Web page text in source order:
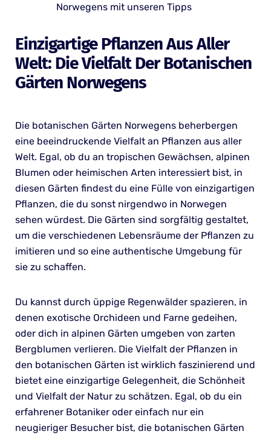
Norwegens mit unseren Tipps
Einzigartige Pflanzen Aus Aller
Welt: Die Vielfalt Der Botanischen
Gärten Norwegens
Die botanischen Gärten Norwegens beherbergen
eine beeindruckende Vielfalt an Pflanzen aus aller
Welt. Egal, ob du an tropischen Gewächsen, alpinen
Blumen oder heimischen Arten interessiert bist, in
diesen Gärten findest du eine Fülle von einzigartigen
Pflanzen, die du sonst nirgendwo in Norwegen
sehen würdest. Die Gärten sind sorgfältig gestaltet,
um die verschiedenen Lebensräume der Pflanzen zu
imitieren und so eine authentische Umgebung für
sie zu schaffen.
Du kannst durch üppige Regenwälder spazieren, in
denen exotische Orchideen und Farne gedeihen,
oder dich in alpinen Gärten umgeben von zarten
Bergblumen verlieren. Die Vielfalt der Pflanzen in
den botanischen Gärten ist wirklich faszinierend und
bietet eine einzigartige Gelegenheit, die Schönheit
und Vielfalt der Natur zu schätzen. Egal, ob du ein
erfahrener Botaniker oder einfach nur ein
neugieriger Besucher bist, die botanischen Gärten